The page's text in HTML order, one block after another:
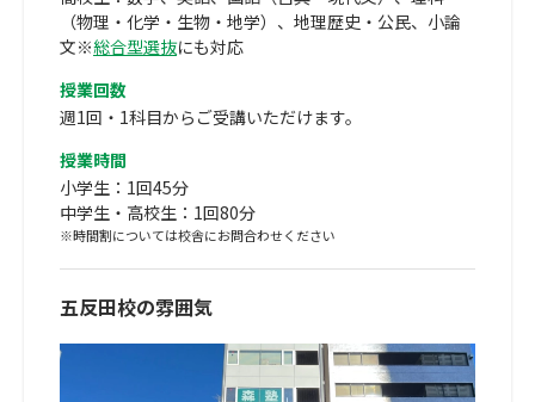
（物理・化学・生物・地学）、地理歴史・公民、小論
文※総合型選抜にも対応
授業回数
週1回・1科目からご受講いただけます。
授業時間
小学生：1回45分
中学生・高校生：1回80分
※時間割については校舎にお問合わせください
五反田校の雰囲気